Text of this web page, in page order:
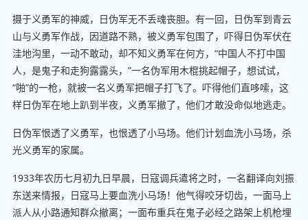
摄于义勇军的神威，日伪军无不丢魂丧胆。有一回，日伪军到青云
山与义勇军作战，因道路不熟，被义勇军包围了，吓得日伪军伏在
洼地沟里，一动不敢动，却不知义勇军在何方，“中国人不打中国
人，是鬼子和走狗露露头，”一名伪军用木棍挑起帽子，想试试，
“啪”的一枪，就被一名义勇军把帽子打飞了。吓得他们直哆嗦，这
样日伪军在地上趴到半夜，义勇军撤了，他们才敢没命似地逃走。
日伪军恨透了义勇军，也恨透了小马场。他们计划血洗小马场，杀
光义勇军的家属。
1933年农历七月初九日早晨，日寇调兵遣将之时，一名翻译向刘振
东送来情报，日寇马上要血洗小马场！他气得咬牙切齿，一面马上
派人从小路通知群众撤离；一面布重兵在鬼子必经之路架上机枪埋